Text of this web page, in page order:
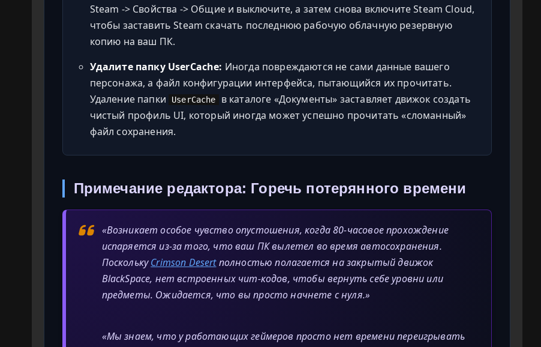
Steam -> Свойства -> Общие и выключите, а затем снова включите Steam Cloud,
чтобы заставить Steam скачать последнюю рабочую облачную резервную
копию на ваш ПК.
Удалите папку UserCache: Иногда повреждаются не сами данные вашего
персонажа, а файл конфигурации интерфейса, пытающийся их прочитать.
Удаление папки
UserCache
в каталоге «Документы» заставляет движок создать
чистый профиль UI, который иногда может успешно прочитать «сломанный»
файл сохранения.
Примечание редактора: Горечь потерянного времени
«Возникает особое чувство опустошения, когда 80-часовое прохождение
испаряется из-за того, что ваш ПК вылетел во время автосохранения.
ПосколькуCrimson Desertполностью полагается на закрытый движок
BlackSpace, нет встроенных чит-кодов, чтобы вернуть себе уровни или
предметы. Ожидается, что вы просто начнете с нуля.»
«Мы знаем, что у работающих геймеров просто нет времени переигрывать